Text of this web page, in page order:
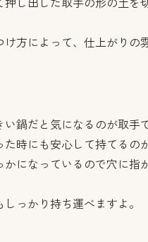
押し出した取手の形の土を
け方によって、仕上がりの
鍋だと気になるのが取手
時にも安心して持てるの
かになっているので穴に指
っかり持ち運べますよ。